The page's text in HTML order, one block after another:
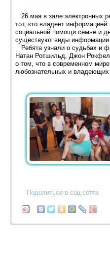
26 мая в зале электронных
тот, кто владеет
социальной помощи семье и
существуют виды информации
Ребята узнали о судьбах и
Натан Ротшильд, Джон
о том, что в современном
любознательных и владеющих
Поделиться в соц.сетях